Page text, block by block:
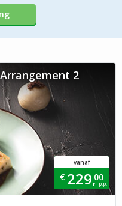
2
vanaf
€ 229,00
p.p.